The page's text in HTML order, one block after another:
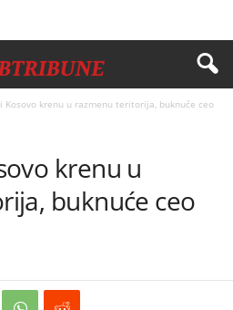
Kosovo krenu u razmenu teritorija, buknuće ceo
krenu u
buknuće ceo